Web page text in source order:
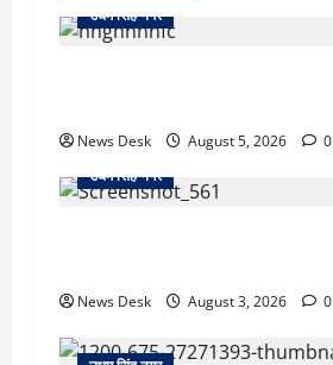
उधम सिंह नगर
News Desk August 5, 2026
0
उधम सिंह नगर
News Desk August 3, 2026 0